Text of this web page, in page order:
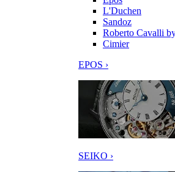
L'Duchen
Sandoz
Roberto Cavalli
Cimier
EPOS ›
SEIKO ›